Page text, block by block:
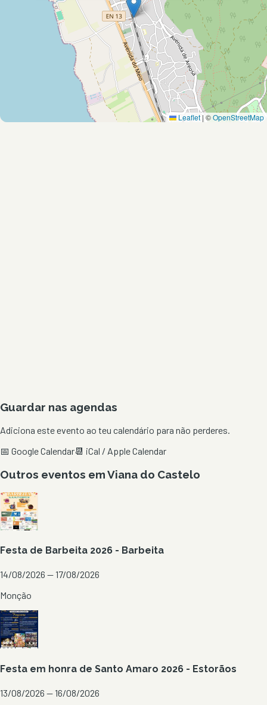
Leaflet | ©OpenStreetMap
Guardar nas agendas
Adiciona este evento ao teu calendário para não perderes.
📅 Google Calendar📆 iCal / Apple Calendar
Outros eventos emViana do Castelo
Festa de Barbeita 2026 - Barbeita
14/08/2026 — 17/08/2026
Monção
Festa em honra de Santo Amaro 2026 - Estorãos
13/08/2026 — 16/08/2026